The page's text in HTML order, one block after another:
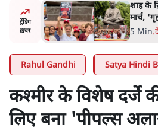
ट्रेंडिंग
ख़बर
का
हैं'
जनता
खर्चः
उड़ाने में
7 Min.
Rahul Gandhi Satya Hindi
कश्मीर के विशेष दर्जे
लिए बना 'पीपल्स